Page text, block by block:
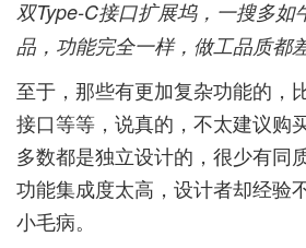
双Type-C接口扩展坞，一搜多如
品，功能完全一样，做工品质都
至于，那些有更加复杂功能的，
接口等等，说真的，不太建议购
多数都是独立设计的，很少有同
功能集成度太高，设计者却经验
小毛病。